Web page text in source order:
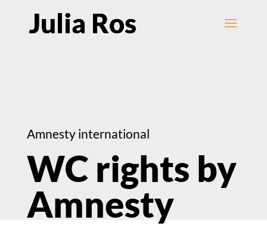
Amnesty international
WC rights by
Amnesty